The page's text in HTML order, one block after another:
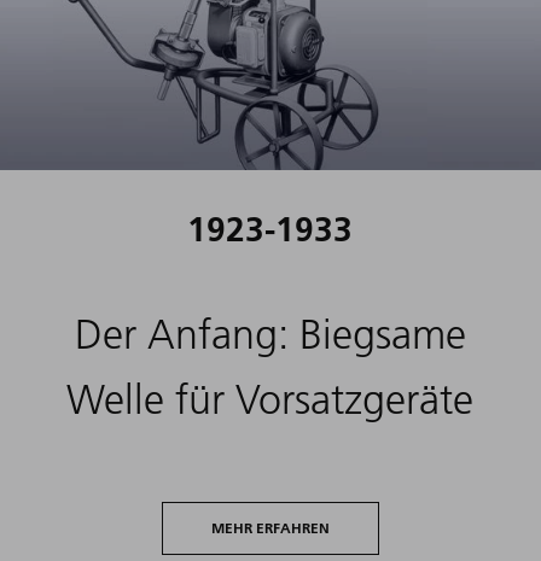
1923-1933
Der Anfang: Biegsame
Welle für Vorsatzgeräte
MEHR ERFAHREN